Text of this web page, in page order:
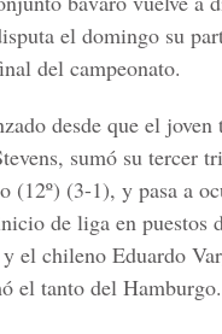
el domingo su
del campeonato.
desde que el
sumó su tercer
(12º) (3-1), y pasa a
de liga en puestos
el chileno Eduardo
el tanto del Hamburgo.